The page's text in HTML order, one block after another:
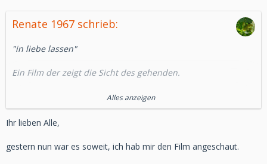
Renate 1967 schrieb:
"in liebe lassen"
Ein Film der zeigt die Sicht des gehenden.
Für mich ein sehr guter Film, aber Vorsicht, es braucht Kraft
ihn anzusehen, er zeigt unverblümt die Ängste, und die
Bedürfnisse derjenigen die gehen müssen.
Empfehlenswert. Wem es nicht zu sehr weh tut.
Alles anzeigen
Ihr lieben Alle,
gestern nun war es soweit, ich hab mir den Film angeschaut.